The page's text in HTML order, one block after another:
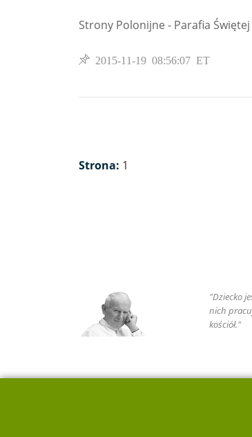
Strony Polonijne - Parafia
2015-11-19 08:56:07 ET
Strona: 1
"Dziecko
nich
kościół."